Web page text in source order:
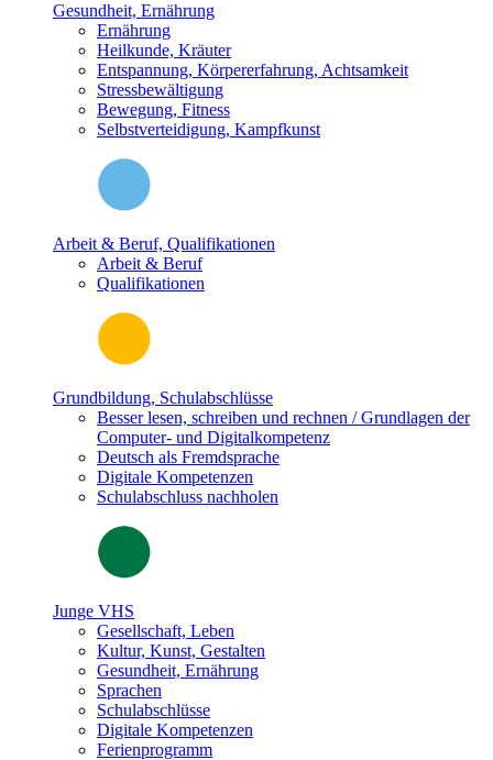
Gesundheit, Ernährung
Ernährung
Heilkunde, Kräuter
Entspannung, Körpererfahrung, Achtsamkeit
Stressbewältigung
Bewegung, Fitness
Selbstverteidigung, Kampfkunst
Arbeit & Beruf, Qualifikationen
Arbeit & Beruf
Qualifikationen
Grundbildung, Schulabschlüsse
Besser lesen, schreiben und rechnen / Grundlagen der
Computer- und Digitalkompetenz
Deutsch als Fremdsprache
Digitale Kompetenzen
Schulabschluss nachholen
Junge VHS
Gesellschaft, Leben
Kultur, Kunst, Gestalten
Gesundheit, Ernährung
Sprachen
Schulabschlüsse
Digitale Kompetenzen
Ferienprogramm